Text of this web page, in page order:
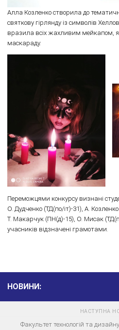
Алла Козленко створила до
святкову гірлянду із символів
вразила всіх жахливим мейкапом,
маскараду.
Переможцями конкурсу визнані
О. Дудченко (ТД(по/іт)-31), А.
Т. Макарчук (ПН(д)-15), О. Мисак
учасників відзначені грамотами.
НОВИНИ:
НАСТУПНА
Факультет технологій та